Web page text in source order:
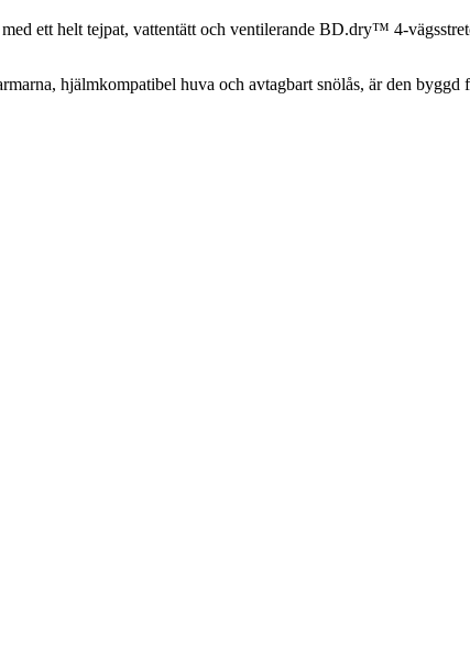
ett helt tejpat, vattentätt och ventilerande BD.dry™ 4-
hjälmkompatibel huva och avtagbart snölås, är den